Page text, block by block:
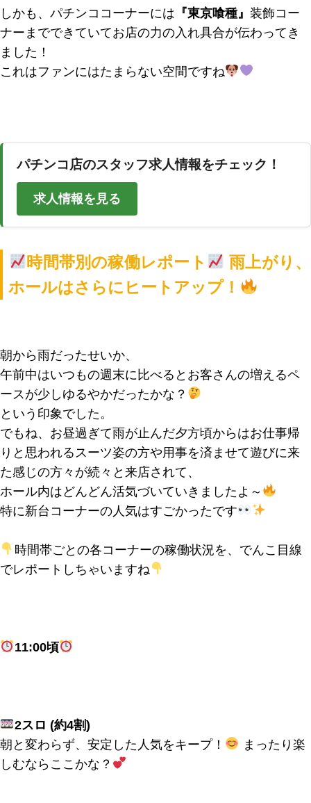
しかも、パチンココーナーには 『東京喰種』 装飾コー
ナーまでできていてお店の力の入れ具合が伝わってき
ました！
これはファンにはたまらない空間ですね
パチンコ店のスタッフ求人情報をチェック！
求人情報を見る
時間帯別の稼働レポート
雨上がり、
ホールはさらにヒートアップ！
朝から雨だったせいか、
午前中はいつもの週末に比べるとお客さんの増えるペ
ースが少しゆるやかだったかな？
という印象でした。
でもね、お昼過ぎて雨が止んだ夕方頃からはお仕事帰
りと思われるスーツ姿の方や用事を済ませて遊びに来
た感じの方々が続々と来店されて、
ホール内はどんどん活気づいていきましたよ～
特に新台コーナーの人気はすごかったです
時間帯ごとの各コーナーの稼働状況を、でんこ目線
でレポートしちゃいますね
11:00頃
2スロ (約4割)
朝と変わらず、安定した人気をキープ！
まったり楽
しむならここかな？